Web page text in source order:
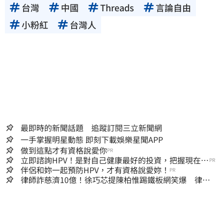
台灣 中國 Threads
言論自由
小粉紅
台灣人
最即時的新聞話題 追蹤訂閱三立新聞網
一手掌握明星動態 即刻下載娛樂星聞APP
做到這點才有資格說愛你PR
立即諮詢HPV！是對自己健康最好的投資，把握現在不
嫌晚！
PR
伴侶和妳一起預防HPV，才有資格說愛妳！ PR
律師詐慈濟10億！徐巧芯提陳柏惟踢鐵板網笑爆 律師